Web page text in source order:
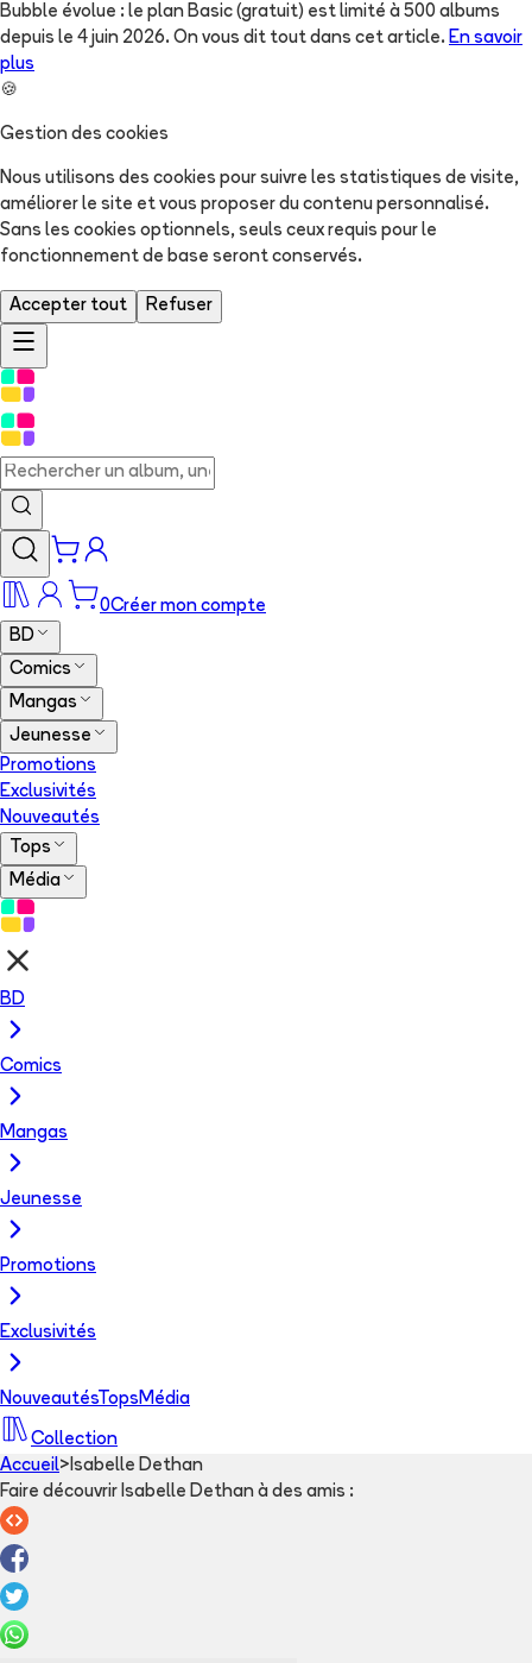
Bubble évolue : le plan Basic (gratuit) est limité à 500 albums
depuis le 4 juin 2026. On vous dit tout dans cet article. En savoir
plus
🍪
Gestion des cookies
Nous utilisons des cookies pour suivre les statistiques de visite,
améliorer le site et vous proposer du contenu personnalisé.
Sans les cookies optionnels, seuls ceux requis pour le
fonctionnement de base seront conservés.
Accepter tout Refuser
0Créer mon compte
BD
Comics
Mangas
Jeunesse
Promotions
Exclusivités
Nouveautés
Tops
Média
BD
Comics
Mangas
Jeunesse
Promotions
Exclusivités
NouveautésTops Média
Collection
Accueil> Isabelle Dethan
Faire découvrir Isabelle Dethan à des amis :